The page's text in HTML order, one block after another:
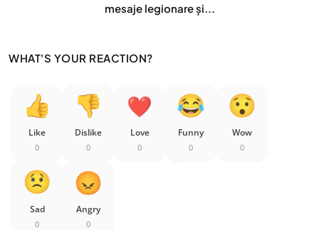
mesaje legionare şi...
WHAT'S YOUR REACTION?
Like
0
Dislike
0
Love
0
Funny
0
Wow
0
Sad
0
Angry
0